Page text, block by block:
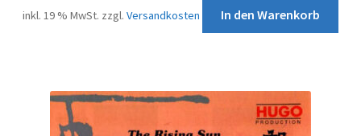
inkl. 19 % MwSt. zzgl.Versandkosten In den Warenkorb